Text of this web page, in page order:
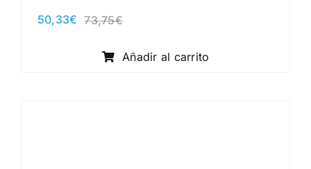
73,75€El
original
era:
50,33€
El
actual
es:
Añadir al carrito